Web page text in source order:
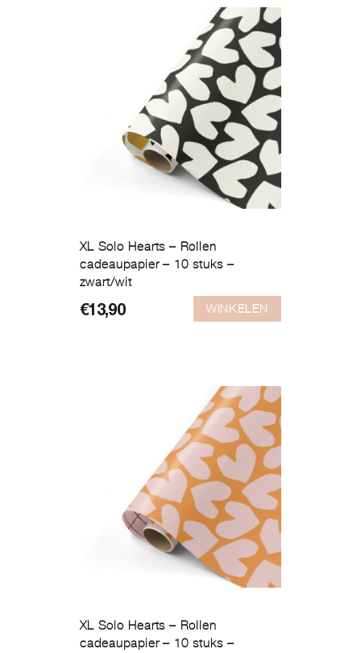
XL Solo Hearts – Rollen
cadeaupapier – 10 stuks –
zwart/wit
€13,90 WINKELEN
XL Solo Hearts – Rollen
cadeaupapier – 10 stuks –